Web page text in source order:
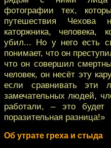
фотографии тех,
путешествия
каторжника, человека,
убил... Но у него есть
понимает, что он
что он совершил
человек, он несёт эту
если сравнивать эти
замечательных людей,
работали, – это будет
поразительная разница!»
Об утрате греха и стыда